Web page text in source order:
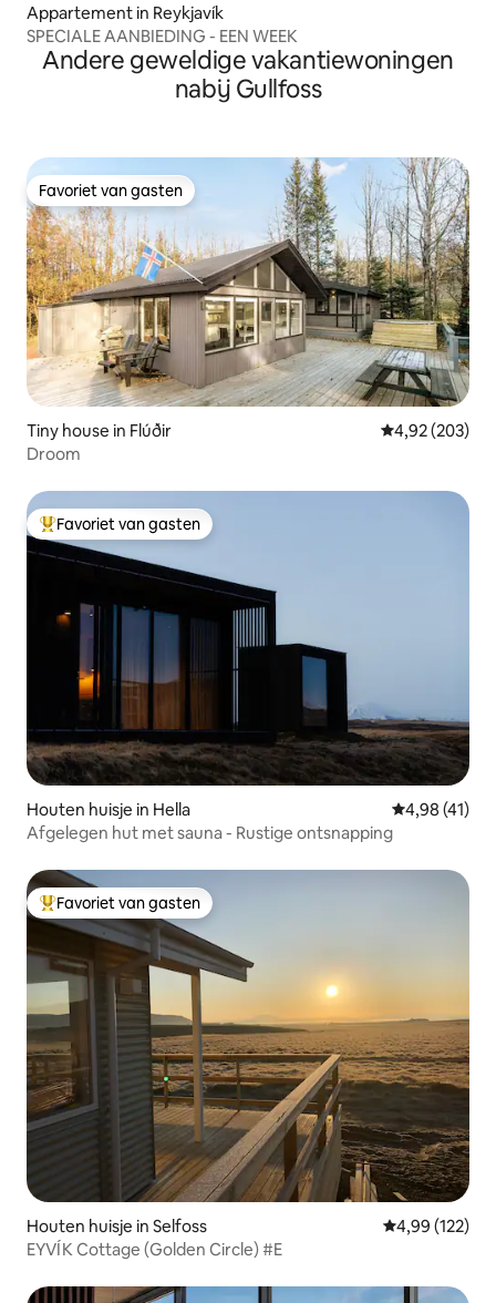
Appartement in Reykjavík
SPECIALE AANBIEDING - EEN WEEK
Andere geweldige vakantiewoningen
nabij Gullfoss
Favoriet van gasten
Favoriet van gasten
Tiny house in Flúðir Gemiddelde
4,92 (203)
Droom
Topfavoriet van gasten
Favoriet van gasten
Houten huisje in Hella Gemiddelde
4,98 (41)
Afgelegen hut met sauna - Rustige ontsnapping
Topfavoriet van gasten
Favoriet van gasten
Houten huisje in Selfoss Gemiddelde
4,99 (122)
EYVÍK Cottage (Golden Circle) #E